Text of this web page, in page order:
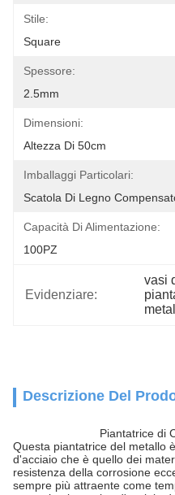
Stile:
Square
Spessore:
2.5mm
Dimensioni:
Altezza Di 50cm
Imballaggi Particolari:
Scatola Di Legno
Capacità Di Alimentazione:
100PZ
Evidenziare:
vasi
Descrizione Del
Piantatrice di
Questa piantatrice del metallo
d'acciaio che è quello dei
resistenza della corrosione
sempre più attraente come